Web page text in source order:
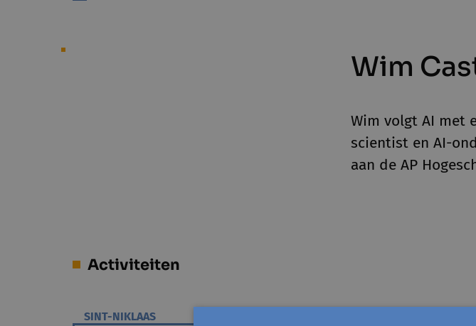
Wim
Wim volgt AI met
scientist en AI-
aan de AP
Activiteiten
SINT-NIKLAAS